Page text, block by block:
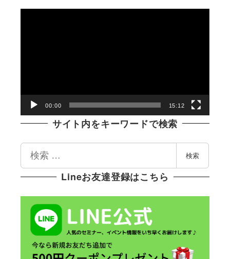
00:00 15:12
サイト内をキーワードで検索
索
検索
Lineお友達登録はこちら